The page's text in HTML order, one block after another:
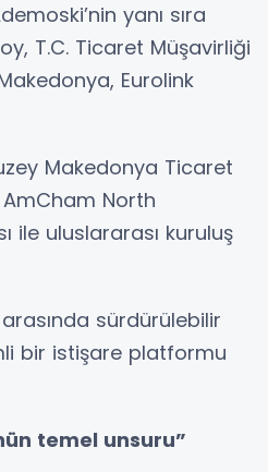
yanı sıra
T.C. Ticaret Müşavirliği
Eurolink
Makedonya Ticaret
AmCham North
ile uluslararası kuruluş
sürdürülebilir
bir istişare platformu
temel unsuru”